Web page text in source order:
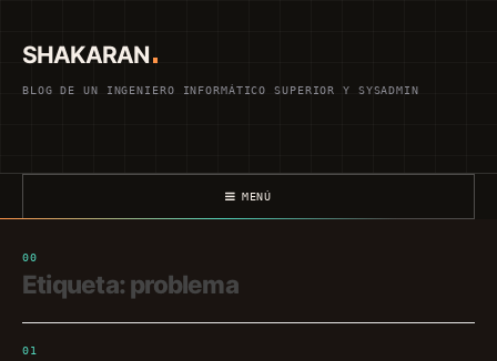
contenido
SHAKARAN
BLOG DE UN INGENIERO INFORMÁTICO SUPERIOR Y SYSADMIN
MENÚ
Etiqueta: problema